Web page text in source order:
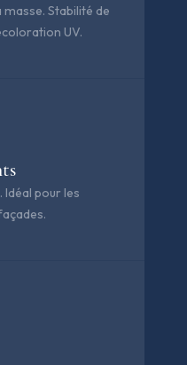
masse. Stabilité de
UV.
pour les